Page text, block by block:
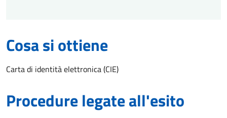
Cosa si ottiene
Carta di identità elettronica (CIE)
Procedure legate all'esito